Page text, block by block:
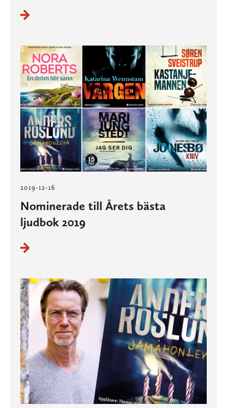
2019-12-16
Nominerade till Årets bästa
ljudbok 2019